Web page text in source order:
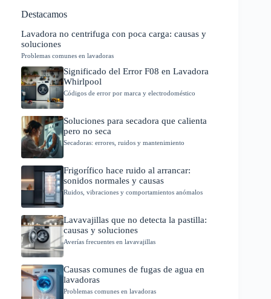
Destacamos
Lavadora no centrifuga con poca carga: causas y
soluciones
Problemas comunes en lavadoras
Significado del Error F08 en Lavadora
Whirlpool
Códigos de error por marca y electrodoméstico
Soluciones para secadora que calienta
pero no seca
Secadoras: errores, ruidos y mantenimiento
Frigorífico hace ruido al arrancar:
sonidos normales y causas
Ruidos, vibraciones y comportamientos anómalos
Lavavajillas que no detecta la pastilla:
causas y soluciones
Averías frecuentes en lavavajillas
Causas comunes de fugas de agua en
lavadoras
Problemas comunes en lavadoras